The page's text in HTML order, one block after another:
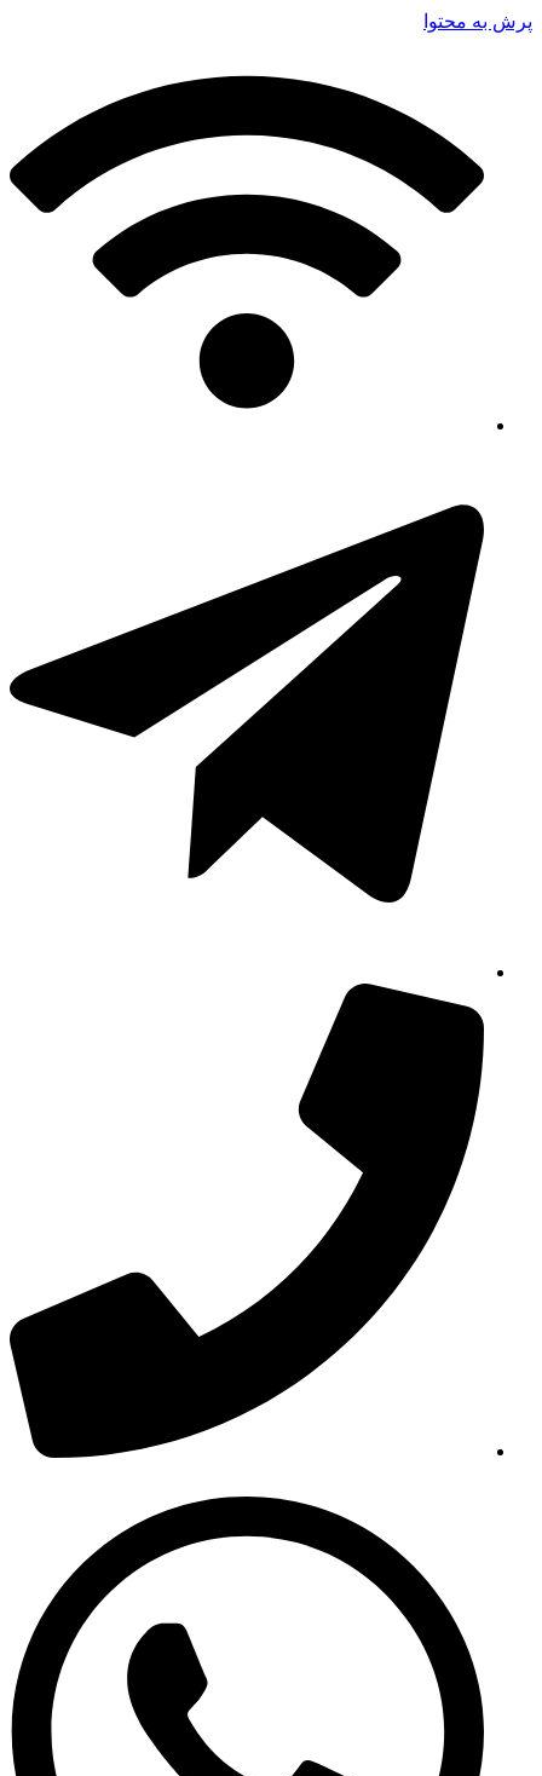
پرش به محتوا